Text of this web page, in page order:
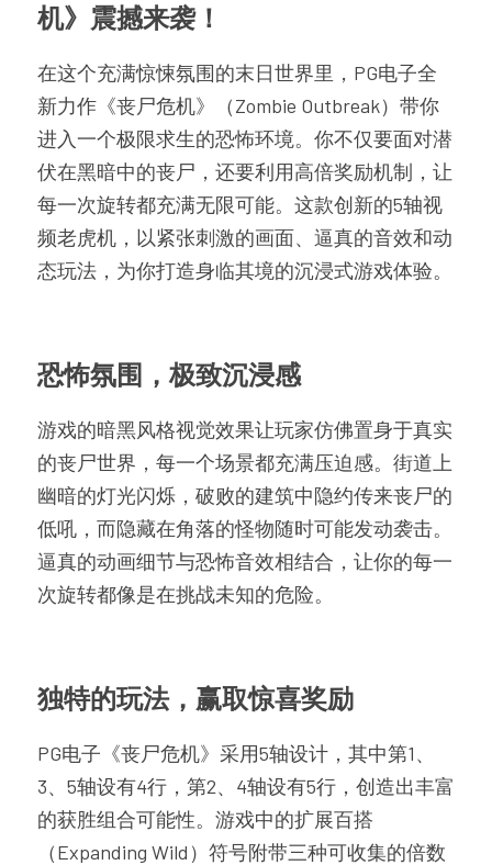
机》震撼来袭！
在这个充满惊悚氛围的末日世界里，PG电子全
新力作《丧尸危机》（Zombie Outbreak）带你
进入一个极限求生的恐怖环境。你不仅要面对潜
伏在黑暗中的丧尸，还要利用高倍奖励机制，让
每一次旋转都充满无限可能。这款创新的5轴视
频老虎机，以紧张刺激的画面、逼真的音效和动
态玩法，为你打造身临其境的沉浸式游戏体验。
恐怖氛围，极致沉浸感
游戏的暗黑风格视觉效果让玩家仿佛置身于真实
的丧尸世界，每一个场景都充满压迫感。街道上
幽暗的灯光闪烁，破败的建筑中隐约传来丧尸的
低吼，而隐藏在角落的怪物随时可能发动袭击。
逼真的动画细节与恐怖音效相结合，让你的每一
次旋转都像是在挑战未知的危险。
独特的玩法，赢取惊喜奖励
PG电子《丧尸危机》采用5轴设计，其中第1、
3、5轴设有4行，第2、4轴设有5行，创造出丰富
的获胜组合可能性。游戏中的扩展百搭
（Expanding Wild）符号附带三种可收集的倍数